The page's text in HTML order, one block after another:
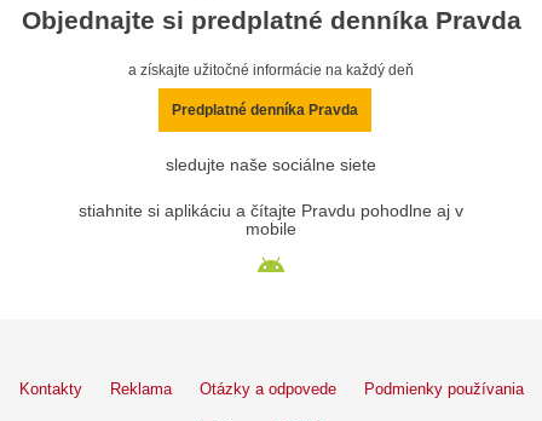
Objednajte si predplatné denníka Pravda
a získajte užitočné informácie na každý deň
Predplatné denníka Pravda
sledujte naše sociálne siete
stiahnite si aplikáciu a čítajte Pravdu pohodlne aj v
mobile
Kontakty Reklama Otázky a odpovede Podmienky používania